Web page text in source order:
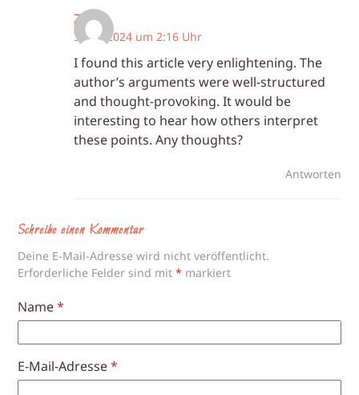
Zarat
3. Juli 2024 um 2:16 Uhr
I found this article very enlightening. The
author’s arguments were well-structured
and thought-provoking. It would be
interesting to hear how others interpret
these points. Any thoughts?
Antworten
Schreibe einen Kommentar
Deine E-Mail-Adresse wird nicht veröffentlicht.
Erforderliche Felder sind mit* markiert
Name*
E-Mail-Adresse*